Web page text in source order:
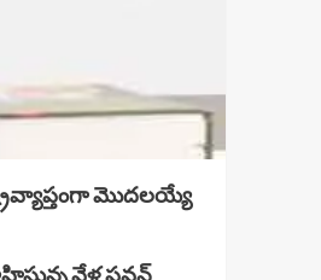
మొదలయ్యే
వేళ పవన్